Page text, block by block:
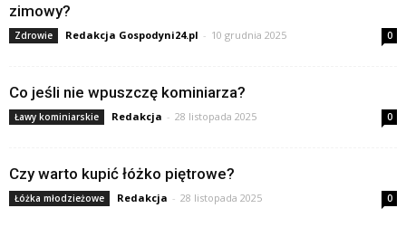
zimowy?
Zdrowie Redakcja Gospodyni24.pl - 10 grudnia 2025 0
Co jeśli nie wpuszczę kominiarza?
Ławy kominiarskie Redakcja - 28 listopada 2025 0
Czy warto kupić łóżko piętrowe?
Łóżka młodzieżowe Redakcja - 28 listopada 2025 0